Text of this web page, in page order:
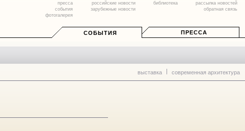
пресса
события
фотогалерея
российские новости
зарубежные новости
библиотека
рассылка новостей
обратная связь
СОБЫТИЯ ПРЕССА
выставка современная архитектура